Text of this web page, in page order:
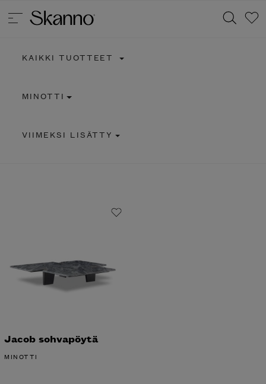
KAIKKI TUOTTEET
MINOTTI
VIIMEKSI LISÄTTY
Jacob sohvapöytä
MINOTTI